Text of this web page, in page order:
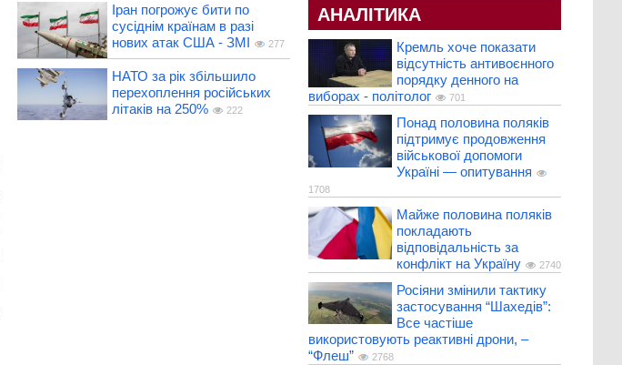
Іран погрожує бити по
сусіднім країнам в разі
нових атак США - ЗМІ
277
НАТО за рік збільшило
перехоплення російських
літаків на 250%
222
АНАЛІТИКА
Кремль хоче показати
відсутність антивоєнного
порядку денного на
виборах - політолог
701
Понад половина поляків
підтримує продовження
військової допомоги
Україні — опитування
1708
Майже половина поляків
покладають
відповідальність за
конфлікт на Україну
2740
Росіяни змінили тактику
застосування “Шахедів”:
Все частіше
використовують реактивні дрони, –
“Флеш”
2768